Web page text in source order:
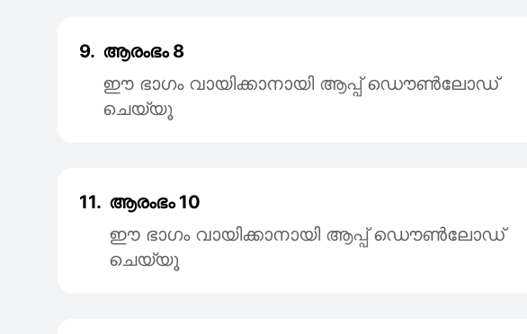
9. ആരംഭം 8
ഈ ഭാഗം വായിക്കാനായി ആപ്പ് ഡൌൺലോഡ്
ചെയ്യൂ
11. ആരംഭം 10
ഈ ഭാഗം വായിക്കാനായി ആപ്പ് ഡൌൺലോഡ്
ചെയ്യൂ